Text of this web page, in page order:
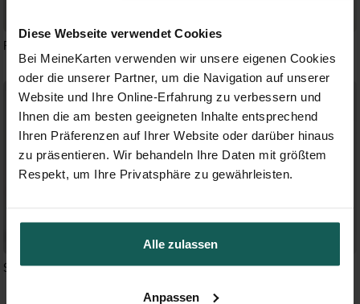
Diese Webseite verwendet Cookies
Bei MeineKarten verwenden wir unsere eigenen Cookies
oder die unserer Partner, um die Navigation auf unserer
Website und Ihre Online-Erfahrung zu verbessern und
Ihnen die am besten geeigneten Inhalte entsprechend
Ihren Präferenzen auf Ihrer Website oder darüber hinaus
zu präsentieren. Wir behandeln Ihre Daten mit größtem
Respekt, um Ihre Privatsphäre zu gewährleisten.
Alle zulassen
Anpassen
Festlichkeiten
Schick mit Schleife- Schachtel Romanze - Schachtel